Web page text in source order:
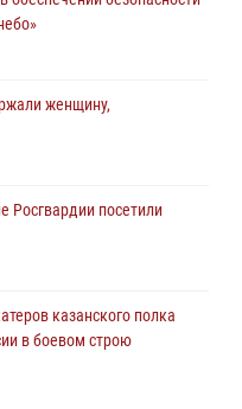
женщину,
Росгвардии посетили
казанского полка
в боевом строю